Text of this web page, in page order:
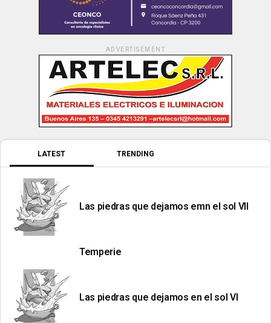
ADVERTISEMENT
LATEST TRENDING
Las piedras que dejamos emn el sol VII
Temperie
Las piedras que dejamos en el sol VI